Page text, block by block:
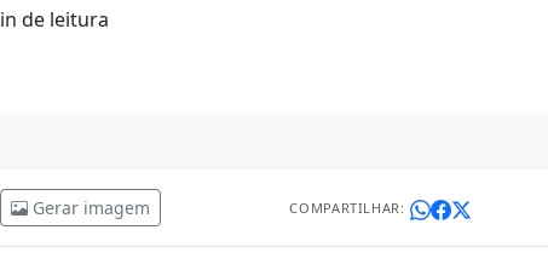
de leitura
Gerar imagem COMPARTILHAR: